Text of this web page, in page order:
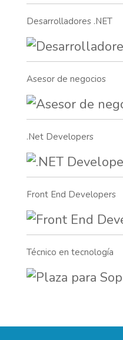
Desarrolladores .NET
Asesor de negocios
.Net Developers
Front End Developers
Técnico en tecnología